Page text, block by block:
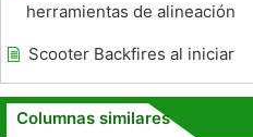
herramientas de alineación
Scooter Backfires al iniciar
Columnas similares